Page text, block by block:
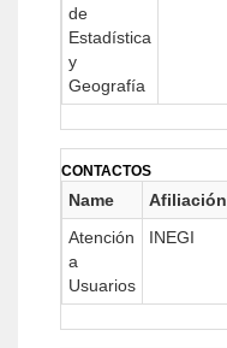
de
Estadística
y
Geografía
CONTACTOS
Name Afiliación
Atención
a
Usuarios
INEGI